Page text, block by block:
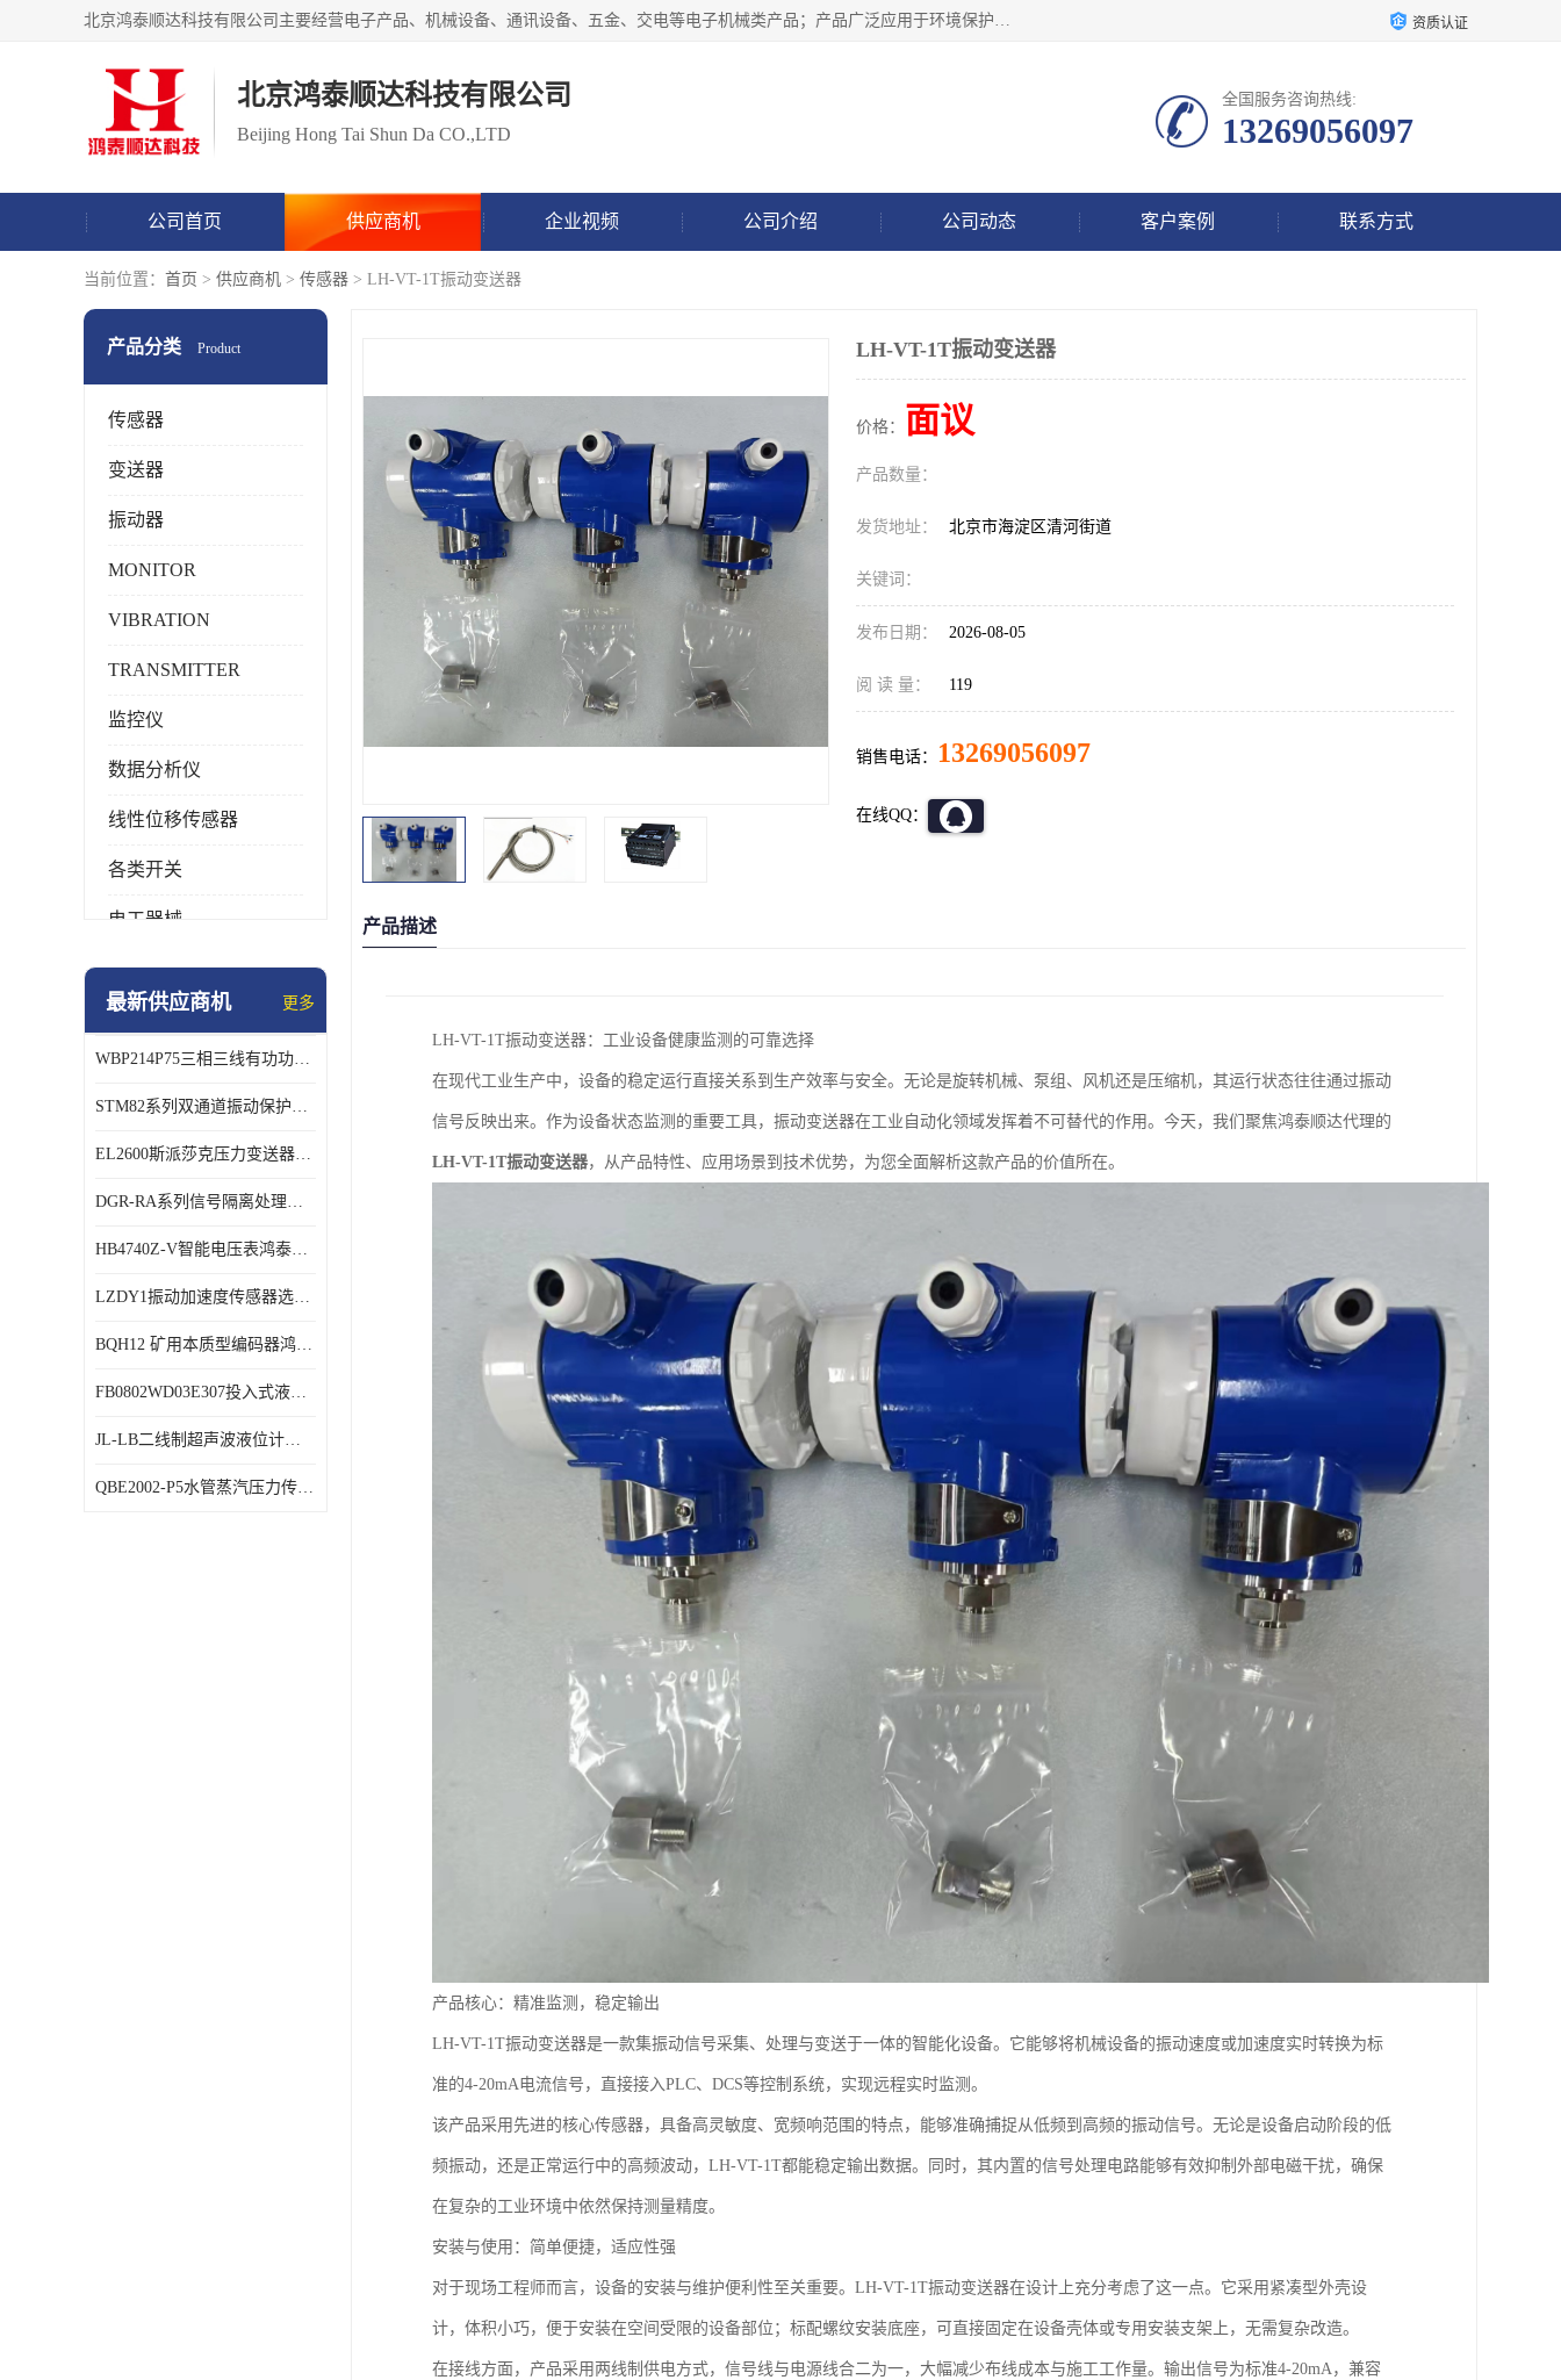
北京鸿泰顺达科技有限公司主要经营电子产品、机械设备、通讯设备、五金、交电等电子机械类产品；产品广泛应用于环境保护、石油化工、电力电子、冶金建筑、煤炭、农业、卫生防疫、教育科研等行业。并成功的与各地环境监测站、污水处理厂、卷烟厂、电厂、高校、科学院所、卫生防疫部门、煤矿、石化厂等用户建立了密切的合作关系。 资质认证
北京鸿泰顺达科技有限公司
Beijing Hong Tai Shun Da CO.,LTD
全国服务咨询热线:
13269056097
公司首页 供应商机 企业视频 公司介绍 公司动态 客户案例 联系方式
当前位置： 首页 > 供应商机 > 传感器 > LH-VT-1T振动变送器
产品分类 Product
传感器
变送器
振动器
MONITOR
VIBRATION
TRANSMITTER
监控仪
数据分析仪
线性位移传感器
各类开关
电工器械
模块化产品
特殊用处传感器
特殊用途变送器
最新供应商机 更多
WBP214P75三相三线有功功率传感器鸿泰顺达产品稳定性好
STM82系列双通道振动保护表鸿泰产品技术规格
EL2600斯派莎克压力变送器技术规格
DGR-RA系列信号隔离处理器鸿泰产品技术规格
HB4740Z-V智能电压表鸿泰产品外形美观大方
LZDY1振动加速度传感器选型资料
BQH12 矿用本质型编码器鸿泰产品实物展示
FB0802WD03E307投入式液位计鸿泰产品选型参数
JL-LB二线制超声波液位计鸿泰产品外形美观大方
QBE2002-P5水管蒸汽压力传感器西门子产品技术规格
LH-VT-1T振动变送器
价格： 面议
产品数量：
发货地址： 北京市海淀区清河街道
关键词：
发布日期： 2026-08-05
阅 读 量： 119
销售电话： 13269056097
在线QQ：
产品描述
LH-VT-1T振动变送器：工业设备健康监测的可靠选择
在现代工业生产中，设备的稳定运行直接关系到生产效率与安全。无论是旋转机械、泵组、风机还是压缩机，其运行状态往往通过振动
信号反映出来。作为设备状态监测的重要工具，振动变送器在工业自动化领域发挥着不可替代的作用。今天，我们聚焦鸿泰顺达代理的
LH-VT-1T振动变送器，从产品特性、应用场景到技术优势，为您全面解析这款产品的价值所在。
产品核心：精准监测，稳定输出
LH-VT-1T振动变送器是一款集振动信号采集、处理与变送于一体的智能化设备。它能够将机械设备的振动速度或加速度实时转换为标
准的4-20mA电流信号，直接接入PLC、DCS等控制系统，实现远程实时监测。
该产品采用先进的核心传感器，具备高灵敏度、宽频响范围的特点，能够准确捕捉从低频到高频的振动信号。无论是设备启动阶段的低
频振动，还是正常运行中的高频波动，LH-VT-1T都能稳定输出数据。同时，其内置的信号处理电路能够有效抑制外部电磁干扰，确保
在复杂的工业环境中依然保持测量精度。
安装与使用：简单便捷，适应性强
对于现场工程师而言，设备的安装与维护便利性至关重要。LH-VT-1T振动变送器在设计上充分考虑了这一点。它采用紧凑型外壳设
计，体积小巧，便于安装在空间受限的设备部位；标配螺纹安装底座，可直接固定在设备壳体或专用安装支架上，无需复杂改造。
在接线方面，产品采用两线制供电方式，信号线与电源线合二为一，大幅减少布线成本与施工工作量。输出信号为标准4-20mA，兼容